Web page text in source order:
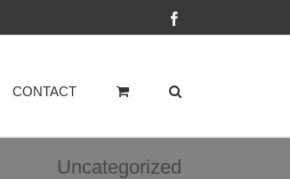
CONTACT
Uncategorized